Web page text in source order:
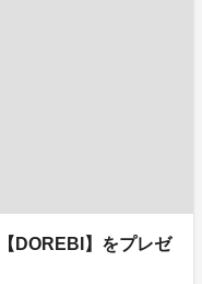
DOREBI】をプレゼ